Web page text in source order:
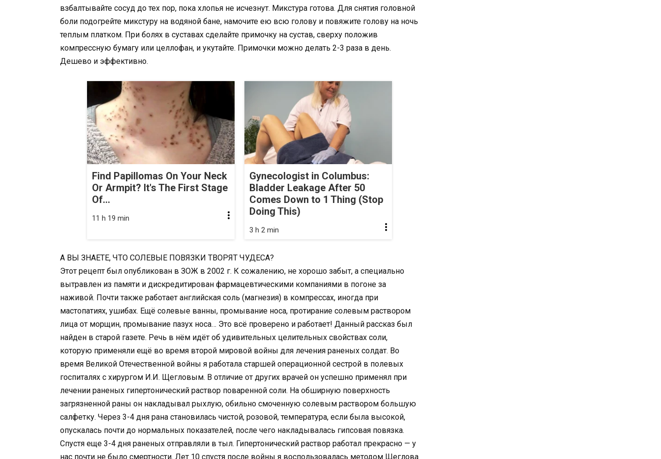
взбалтывайте сосуд до тех пор, пока хлопья не исчезнут. Микстура готова. Для снятия головной
боли подогрейте микстуру на водяной бане, намочите ею всю голову и повяжите голову на ночь
теплым платком. При болях в суставах сделайте примочку на сустав, сверху положив
компрессную бумагу или целлофан, и укутайте. Примочки можно делать 2-3 раза в день.
Дешево и эффективно.
Find Papillomas On Your Neck
Or Armpit? It's The First Stage
Of...
11 h 19 min
Gynecologist in Columbus:
Bladder Leakage After 50
Comes Down to 1 Thing (Stop
Doing This)
3 h 2 min
А ВЫ ЗНАЕТЕ, ЧТО СОЛЕВЫЕ ПОВЯЗКИ ТВОРЯТ ЧУДЕСА?
Этот рецепт был опубликован в ЗОЖ в 2002 г. К сожалению, не хорошо забыт, а специально вытравлен из памяти и дискредитирован фармацевтическими компаниями в погоне за наживой. Почти также работает английская соль (магнезия) в компрессах, иногда при мастопатиях, ушибах. Ещё солевые ванны, промывание носа, протирание солевым раствором лица от морщин, промывание пазух носа… Это всё проверено и работает! Данный рассказ был найден в старой газете. Речь в нём идёт об удивительных целительных свойствах соли, которую применяли ещё во время второй мировой войны для лечения раненых солдат. Во время Великой Отечественной войны я работала старшей операционной сестрой в полевых госпиталях с хирургом И.И. Щегловым. В отличие от других врачей он успешно применял при лечении раненых гипертонический раствор поваренной соли. На обширную поверхность загрязненной раны он накладывал рыхлую, обильно смоченную солевым раствором большую салфетку. Через 3-4 дня рана становилась чистой, розовой, температура, если была высокой, опускалась почти до нормальных показателей, после чего накладывалась гипсовая повязка. Спустя еще 3-4 дня раненых отправляли в тыл. Гипертонический раствор работал прекрасно — у нас почти не было смертности. Лет 10 спустя после войны я воспользовалась методом Щеглова для лечения собственных зубов, а также кариеса, осложненного гранулемой. Удача пришла уже через две недели. После этого я стала изучать влияние солевого раствора на такие болезни, как холецистит, нефрит, хронический аппендицит, ревмокардит, воспалительные процессы в легких, суставной ревматизм, остеомиелит, абсцессы после инъекции и так далее. В принципе это были отдельные случаи, но каждый раз я получала довольно быстро положительные результаты. Позже я работала в поликлинике и могла бы рассказать о целом ряде довольно трудных случаев, когда повязка с солевым раствором оказывалась более эффективной, нежели все прочие лекарства. Нам удавалось излечивать гематомы, бурсит, хронический аппендицит. Дело в том, что солевой раствор обладает абсорбирующими свойствами и вытягивает из ткани жидкость с патогенной флорой. Однажды во время командировки в район я остановилась на квартире. Дети хозяйки болели коклюшем. Они беспрерывно и мучительно кашляли. Я наложила им на спинки на ночь солевые повязки. Через полтора часа кашель прекратился и до утра не появлялся. После четырех повязок болезнь исчезла бесследно. В поликлинике, о которой шла речь, хирург предложил мне попробовать солевой раствор при лечении опухолей. Первым таким пациентом оказалась женщина с раковой родинкой на лице. Она обратила на эту родинку внимание полгода назад. За это время родинка побагровела, увеличилась в объеме, из нее выделялась серо-бурая жидкость. Я стала делать ей солевые наклейки. После первой же наклейки опухоль побледнела и уменьшилась. После второй еще больше побледнела и как бы сжалась. Выделения прекратились. А после четвертой наклейки родинка приобрела свой первоначальный вид. С пятой наклейкой лечение закончилось без оперативного вмешательства. Затем была молодая девушка с аденомой грудной железы. Ей предстояла операция. Я посоветовала больной до операции поделать солевые повязки на грудь в течение нескольких недель. Представьте, операция не потребовалась. Через полгода у нее же образовалась аденома на второй груди. И вновь она вылечилась гипертоническими повязками без операции. Я встретила ее через девять лет после лечения. Она чувствовала себя хорошо и о болезни своей даже не вспоминала. Могла бы и дальше продолжать истории чудесных излечений с помощью повязок с гипертоническим раствором. Могла бы рассказать о преподавателе одного из курских институтов, который после девяти солевых прокладок избавился от аденомы предстательной железы. Женщина, страдавшая белокровием, после того, как на ночь надевала солевые повязки — блуза и брюки в течение трех недель, вновь вернула себе здоровье. Практика применения солевых повязок. 1. Поваренная соль в водном растворе не более 10 процентов — активный сорбент. Она вытягивает из больного органа все нечистоты. Но лечебный эффект будет только в том случае, если повязка воздухопроницаема, то есть гигроскопична, что определяется качеством используемого для повязки материала. 2. Солевая повязка действует локально — только на больной орган или на участок тела. По мере поглощения жидкости из подкожного слоя в него поднимается тканевая жидкость из более глубоких слоев, увлекая за собой все болезнетворные начала: микробов, вирусов и органические вещества. Таким образом, во время действия повязки в тканях больного организма происходит обновление жидкости, очищение от патогенного фактора и, как правило, ликвидация патологического процесса. 3. Повязка с гипертоническим раствором поваренной соли действует постепенно. Лечебный результат достигается в течение 7-10 дней, а иногда и более. 4. Использование раствора поваренной соли требует известной осторожности. Скажем, я бы не советовала применять повязку с раствором концентрации свыше 10 процентов. В некоторых случаях лучше даже 8-процентый раствор. (Раствор вам поможет приготовить любой фармацевт). Возникнет вопрос у некоторых: куда же смотрят врачи, если повязка с гипертоническим раствором так эффективна, почему этот метод лечения не применяется широко? Всё очень просто — врачи находятся в плену медикаментозного лечения. Фармацевтические фирмы предлагают все новые и новые и более дорогие лекарства. К сожалению, медицина — это тоже бизнес. Беда гипертонического раствора состоит в том, что он слишком прост и дешев. Между тем жизнь меня убеждает в том, что такие повязки — великолепное средство в борьбе со многими недугами. Скажем, при насморке и головных болях я накладываю круговую повязку на лоб и затылок на ночь. Через час-полтора насморк проходит, а к утру исчезает и головная боль. При любых простудных заболеваниях применяю повязки при первых же признаках. А если все же упустила время и инфекция успела проникнуть в глотку и бронхи, то делаю одновременно полную повязку на голову и шею (из 3-4 слоев мягкого тонкого полотна) и на спину (из 2 слоев влажного и 2 слоев сухого полотенца) обычно на всю ночь. Излечение достигается после 4-5 процедур. При этом я продолжаю работать. Несколько лет назад ко мне обратилась родственница. Ее дочь страдала от острых приступов холецистита. В течение недели я ей прикладывала хлопчатобумажное полотенцеповязку на больную печень. Складывала его в 4 слоя, смачивала в солевом растворе и оставляла на всю ночь. Повязка на печень накладывается в границах: от основания левой грудной железы до середины поперечной линии живота, и в ширину — от грудины и белой линии живота спереди до позвоночника сзади. Бинтуется плотно одним широким бинтом, туже — на животе. Через 10 часов повязка снимается и на ту же область на полчаса накладывается горячая грелка. Делается это для того, чтобы в результате глубокого прогревания расширитьжелчные протоки для свободного прохождения в кишечник обезвоженной и сгустившейся желчной массы. Грелка в данном случае обязательна. Что же касается девочки, то после того лечения прошло немало лет, и она на свою печень не жалуется. Не хочу называть адреса, имена, фамилии. Хотите — верьте, хотите — нет, но 4-слойная солевая повязка из хлопчатобумажного полотенца, наложенная на обе грудные железы на 8-9 часов на ночь, помогла женщине избавиться за две недели от рака грудных желез. Моя знакомая с помощью солевых тампонов, наложенных прямо на шейку матки часов на 15, справилась с раком шейки матки. После 2 недель лечения опухоль истончилась в 2-3 раза, стала мягче, рост ее прекратился. Такой она осталась до настоящего времени. Солевой раствор можно использовать только в повязке, но ни в коем случае не в компрессе. Концентрация соли в растворе не должна превышать 10%, но и не опускаться ниже 8%. Повязка с раствором большей концентрации может привести к разрушению капилляров в тканях в области наложения. Очень важен выбор материала для повязки. Он должен быть гигроскопичен. То есть легко промокаем и без всяких остатков жира, мазей, спирта, йода. Недопустимы они и на коже, на которую накладывается Повязка. Лучше всего использовать льняную и хлопчатобумажную ткань (полотенце), многократно бывшую в употреблении и не однажды стиранную. В конечном счете можно воспользоваться и марлей. Последняя складывается в 8 слоев. Любой другой из указанных материалов — в 4 слоя. При наложении повязки раствор должен быть достаточно горячим. Выжимать повязочный материал следует средне, чтобы он был не очень сухим и не очень влажным. На повязку ничего не накладывать. Прибинтовать ее бинтом или прикрепить лейкопластырем — и все. При различных легочных процессах (исключается при кровотечениях из легких) повязку лучше накладывать на спину, но при этом надо точно знать локализацию процесса. Бинтовать грудную клетку достаточно плотно, но не сдавливать дыхание. Живот бинтовать как можно туже, ибо за ночь он освобождается, повязка становится свободной и перестает действовать. Утром, после снятия повязки, материал нужно хорошо прополоскать в теплой воде. Чтобы повязка лучше прилегала к спине, я на влажные ее слои кладу между лопатками валик на позвоночник и бинтую его вместе с повязкой. Вот, собственно, и все, чем хотелось бы поделиться. Если у вас проблемы и вы не смогли их разрешить в медицинских учреждениях, попробуйте воспользоваться солевыми повязками. Метод этот вовсе не какая-то сенсация. Он просто-напросто был хорошо забыт. Как правильно приготовить 10% солевой раствор. Хороших рецептов сейчас можно найти много сотен и новым трудно кого-то удивить. Но этот рецепт настолько прост и эффективен, что поделиться им хочется в первую очередь. Я его много лет назад прочитала в газете. Писала одна медсестра Вот описание рецепта: 1. Взять 1 литр кипяченой, снежной или дождевой или дистиллированной теплой воды. 2. Положить в 1 литр воды 90 г столовой соли (то есть 3 столовой ложки без верха). Тщательно размешать. Получился 9-процентный солевой раствор. 3. Взять 8 слоев хлопчато-бумажной марли, отли